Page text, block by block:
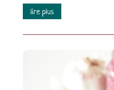
lire plus